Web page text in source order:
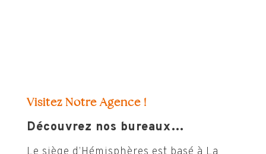
Visitez Notre Agence !
Découvrez nos bureaux…